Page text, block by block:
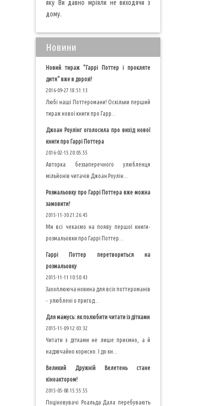
яку Ви давно мріяли не виходячи з
дому.
Новини
Новий тираж "Гаррі Поттер і прокляте
дитя" вже в дорозі!
2016-09-27 18:51:13
Любі наші Поттеромани! Оскільки перший
тираж нової книги про Гарр...
Джоан Роулінг оголосила про вихід нової
книги про Гаррі Поттера
2016-02-15 20:05:55
Авторка беззаперечного улюбленця
мільйонів читачів Джоан Роулін...
Розмальовку про Гаррі Поттера вже можна
замовити!
2015-11-30 21:26:45
Ми всі чекаємо на появу першої книги-
розмальовки про Гаррі Поттер...
Гаррі Поттер перетвориться на
розмальовку
2015-11-11 10:50:43
Захоплююча новина для всіх поттероманів
- улюблені о пригод...
Для мамусь: як полюбити читати із дітками
2015-11-09 12:03:32
Читати з дітками не лише приємно, а й
надзвчайно корисно. І до кн...
Великий Дружній Велетень стане
кіноактором!
2015-05-08 15:55:55
Поціновувачі Роальда Дала перебувають